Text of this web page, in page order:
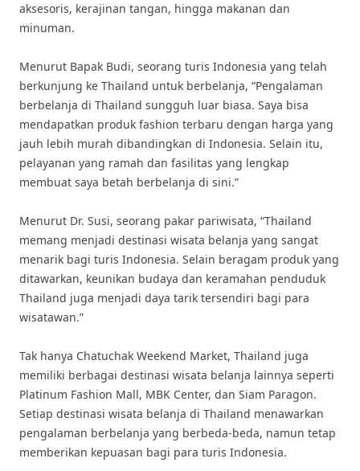
aksesoris, kerajinan tangan, hingga makanan dan
minuman.
Menurut Bapak Budi, seorang turis Indonesia yang telah
berkunjung ke Thailand untuk berbelanja, “Pengalaman
berbelanja di Thailand sungguh luar biasa. Saya bisa
mendapatkan produk fashion terbaru dengan harga yang
jauh lebih murah dibandingkan di Indonesia. Selain itu,
pelayanan yang ramah dan fasilitas yang lengkap
membuat saya betah berbelanja di sini.”
Menurut Dr. Susi, seorang pakar pariwisata, “Thailand
memang menjadi destinasi wisata belanja yang sangat
menarik bagi turis Indonesia. Selain beragam produk yang
ditawarkan, keunikan budaya dan keramahan penduduk
Thailand juga menjadi daya tarik tersendiri bagi para
wisatawan.”
Tak hanya Chatuchak Weekend Market, Thailand juga
memiliki berbagai destinasi wisata belanja lainnya seperti
Platinum Fashion Mall, MBK Center, dan Siam Paragon.
Setiap destinasi wisata belanja di Thailand menawarkan
pengalaman berbelanja yang berbeda-beda, namun tetap
memberikan kepuasan bagi para turis Indonesia.